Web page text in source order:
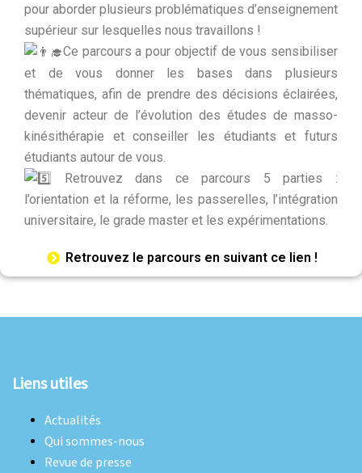
pour aborder plusieurs problématiques d’enseignement
supérieur sur lesquelles nous travaillons !
Ce parcours a pour objectif de vous sensibiliser
et de vous donner les bases dans plusieurs
thématiques, afin de prendre des décisions éclairées,
devenir acteur de l’évolution des études de masso-
kinésithérapie et conseiller les étudiants et futurs
étudiants autour de vous.
Retrouvez dans ce parcours 5 parties :
l’orientation et la réforme, les passerelles, l’intégration
universitaire, le grade master et les expérimentations.
Retrouvez le parcours en suivant ce lien !
Liens utiles
Actualités
Qui sommes-nous
Revue de presse